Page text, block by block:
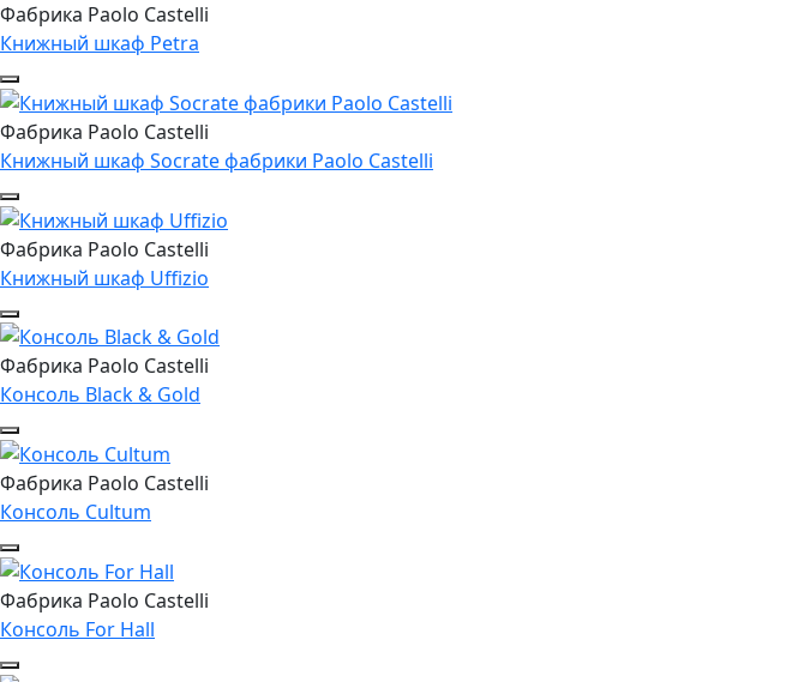
Фабрика Paolo Castelli
Книжный шкаф Petra
Фабрика Paolo Castelli
Книжный шкаф Socrate фабрики Paolo Castelli
Фабрика Paolo Castelli
Книжный шкаф Uffizio
Фабрика Paolo Castelli
Консоль Black & Gold
Фабрика Paolo Castelli
Консоль Cultum
Фабрика Paolo Castelli
Консоль For Hall